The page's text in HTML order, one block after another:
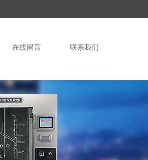
在线留言 联系我们